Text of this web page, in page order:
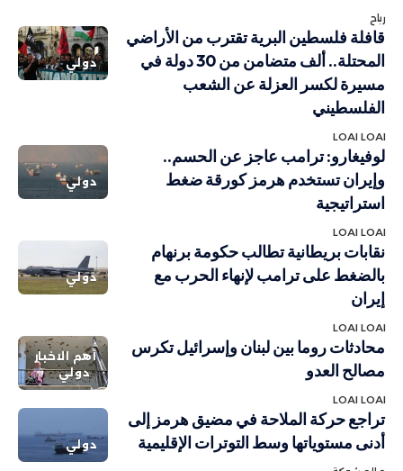
رباح
دولي
قافلة فلسطين البرية تقترب من الأراضي
المحتلة.. ألف متضامن من 30 دولة في
مسيرة لكسر العزلة عن الشعب
الفلسطيني
LOAI LOAI
دولي
لوفيغارو: ترامب عاجز عن الحسم..
وإيران تستخدم هرمز كورقة ضغط
استراتيجية
LOAI LOAI
دولي
نقابات بريطانية تطالب حكومة برنهام
بالضغط على ترامب لإنهاء الحرب مع
إيران
LOAI LOAI
أهم الاخبار
دولي
محادثات روما بين لبنان وإسرائيل تكرس
مصالح العدو
LOAI LOAI
دولي
تراجع حركة الملاحة في مضيق هرمز إلى
أدنى مستوياتها وسط التوترات الإقليمية